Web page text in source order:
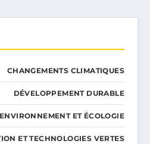
CHANGEMENTS CLIMATIQUES
DÉVELOPPEMENT DURABLE
ENVIRONNEMENT ET ÉCOLOGIE
ET TECHNOLOGIES VERTES